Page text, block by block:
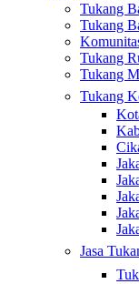
Tukang
Tukang
Tukang
Tukang
Tukang
Jasa